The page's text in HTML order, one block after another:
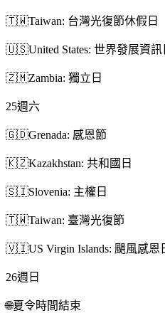
🇹🇼Taiwan: 台灣光復節休假日
🇺🇸United States: 世界發展資訊
🇿🇲Zambia: 獨立日
25週六
🇬🇩Grenada: 感恩節
🇰🇿Kazakhstan: 共和國日
🇸🇮Slovenia: 主權日
🇹🇼Taiwan: 臺灣光復節
🇻🇮US Virgin Islands: 颶風感恩
26週日
🌐夏令時間結束